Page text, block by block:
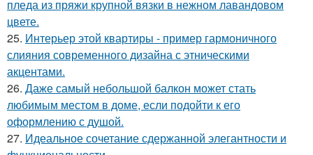
пледа из пряжи крупной вязки в нежном лавандовом
цвете.
25. Интерьер этой квартиры - пример гармоничного
слияния современного дизайна с этническими
акцентами.
26. Даже самый небольшой балкон может стать
любимым местом в доме, если подойти к его
оформлению с душой.
27. Идеальное сочетание сдержанной элегантности и